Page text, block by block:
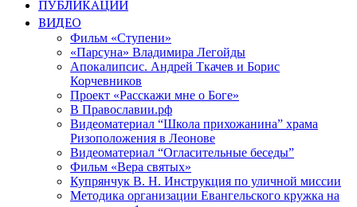
ПУБЛИКАЦИИ
ВИДЕО
Фильм «Ступени»
«Парсуна» Владимира Легойды
Апокалипсис. Андрей Ткачев и Борис
Корчевников
Проект «Расскажи мне о Боге»
В Православии.рф
Видеоматериал “Школа прихожанина” храма
Ризоположения в Леонове
Видеоматериал “Огласительные беседы”
Фильм «Вера святых»
Купрянчук В. Н. Инструкция по уличной миссии
Методика организации Евангельского кружка на